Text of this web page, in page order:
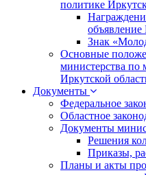
политике
объявление
Знак
Основные
министерства по
Иркутской
Документы
Федеральное
Областное
Документы
Решения
Приказы,
Планы и акты